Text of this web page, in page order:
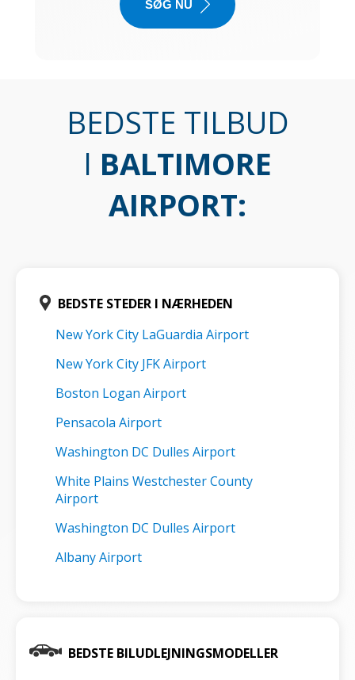
SØG NU
BEDSTE TILBUD
I BALTIMORE
AIRPORT:
BEDSTE STEDER I NÆRHEDEN
New York City LaGuardia Airport
New York City JFK Airport
Boston Logan Airport
Pensacola Airport
Washington DC Dulles Airport
White Plains Westchester County
Airport
Washington DC Dulles Airport
Albany Airport
BEDSTE BILUDLEJNINGSMODELLER